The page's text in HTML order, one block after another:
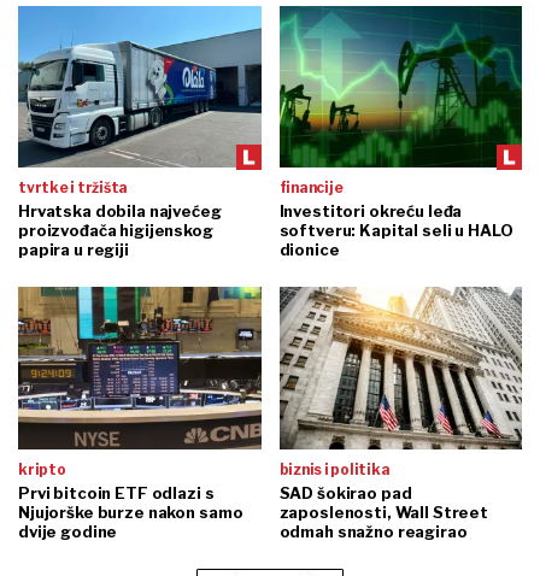
tvrtke i tržišta
Hrvatska dobila najvećeg
proizvođača higijenskog
papira u regiji
financije
Investitori okreću leđa
softveru: Kapital seli u HALO
dionice
kripto
Prvi bitcoin ETF odlazi s
Njujorške burze nakon samo
dvije godine
biznis i politika
SAD šokirao pad
zaposlenosti, Wall Street
odmah snažno reagirao